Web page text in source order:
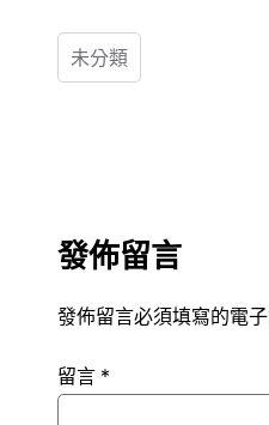
未分類
發佈留言
發佈留言必須填寫的電
留言 *